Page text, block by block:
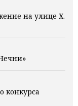
на улице Х.
конкурса